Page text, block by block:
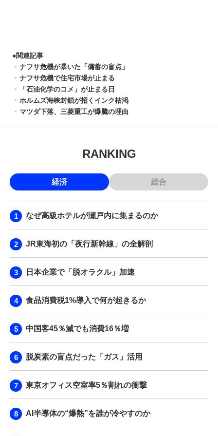
●関連記事
ナフサ危機が暴いた「備蓄の盲点」
ナフサ危機で住宅市場が止まる
「石油化学のコメ」が止まる日
ホルムズ海峡封鎖が招くインク枯渇
マツダ下落、三菱重工が爆騰の理由
RANKING
経済 総合
なぜ高級ホテルが瀬戸内に集まるのか
JR東海初の「夜行新幹線」の全解剖
日本企業で「脱オラクル」加速
食品消費税1%導入で何が起きるか
中国客45％減でも消費16％増
脱炭素の盲点だった「ガス」活用
東京オフィス空室率5％割れの衝撃
AI半導体の“爆熱”を誰が冷やすのか